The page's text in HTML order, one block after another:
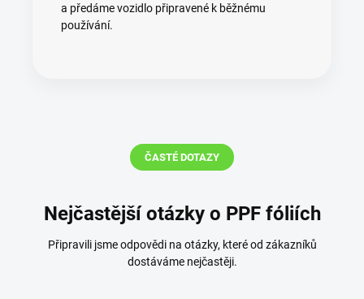
a předáme vozidlo připravené k běžnému
používání.
ČASTÉ DOTAZY
Nejčastější otázky o PPF fóliích
Připravili jsme odpovědi na otázky, které od zákazníků
dostáváme nejčastěji.